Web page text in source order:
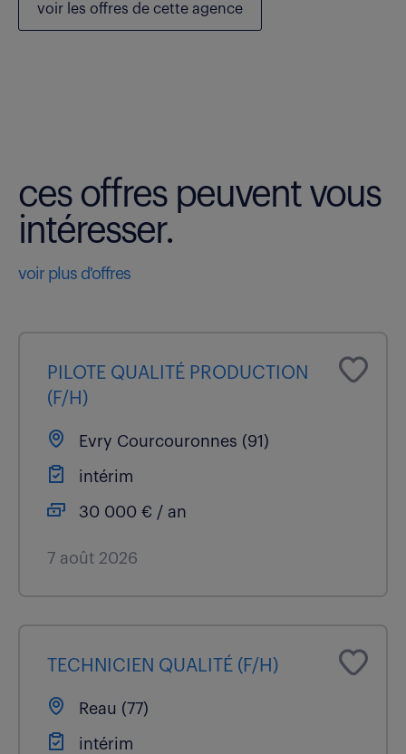
voir les offres de cette agence
ces offres peuvent vous
intéresser.
voir plus d'offres
PILOTE QUALITÉ PRODUCTION
(F/H)
Evry Courcouronnes (91)
intérim
30 000 € / an
7 août 2026
TECHNICIEN QUALITÉ (F/H)
Reau (77)
intérim